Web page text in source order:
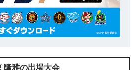
隆雅の出場大会